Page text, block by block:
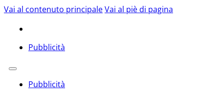
Vai al contenuto principaleVai al piè di pagina
Pubblicità
Pubblicità